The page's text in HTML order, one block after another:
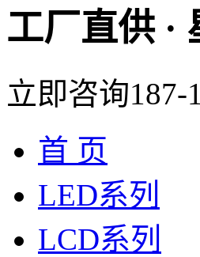
工厂直供 ·
立即咨询187-
首 页
LED系列
LCD系列